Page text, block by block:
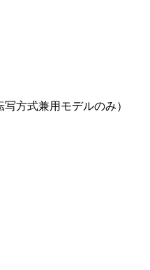
方式兼用モデルのみ）